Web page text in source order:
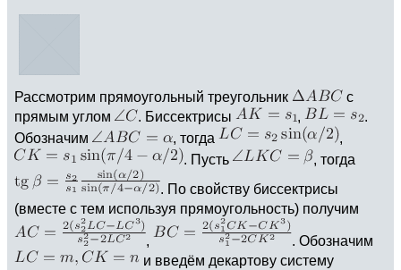
Рассмотрим прямоугольный треугольник
с
прямым углом
. Биссектрисы ,
.
Обозначим
, тогда
,
. Пусть
, тогда
. По свойству биссектрисы
(вместе с тем используя прямоугольность) получим
,
. Обозначим
и введём декартову систему